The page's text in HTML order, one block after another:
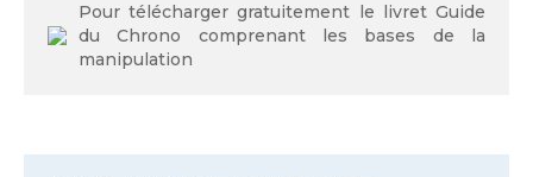
Pour télécharger gratuitement le livret Guide
du Chrono comprenant les bases de la
manipulation